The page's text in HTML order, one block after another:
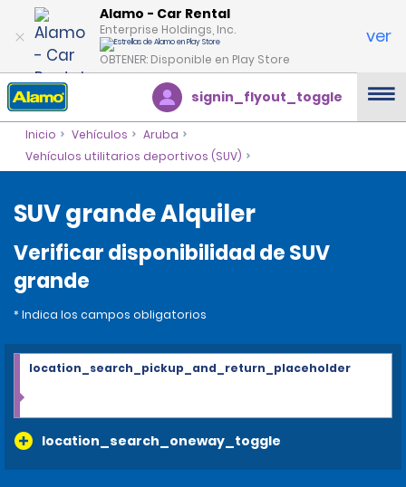
Alamo - Car Rental
Enterprise Holdings, Inc.
OBTENER: Disponible en Play Store
ver
signin_flyout_toggle
Inicio Vehículos
Aruba
Vehículos utilitarios deportivos (SUV)
SUV grande Alquiler
Verificar disponibilidad de SUV
grande
* Indica los campos obligatorios
location_search_oneway_toggle
location_search_pickup_and_return_placeholder